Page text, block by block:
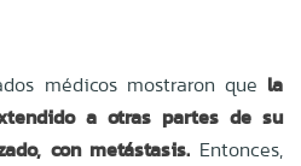
médicos mostraron que la
a otras partes de su
con metástasis. Entonces,